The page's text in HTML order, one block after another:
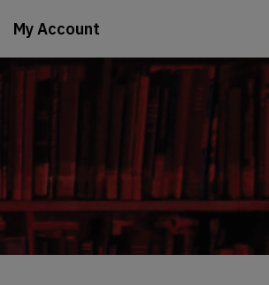
My Account